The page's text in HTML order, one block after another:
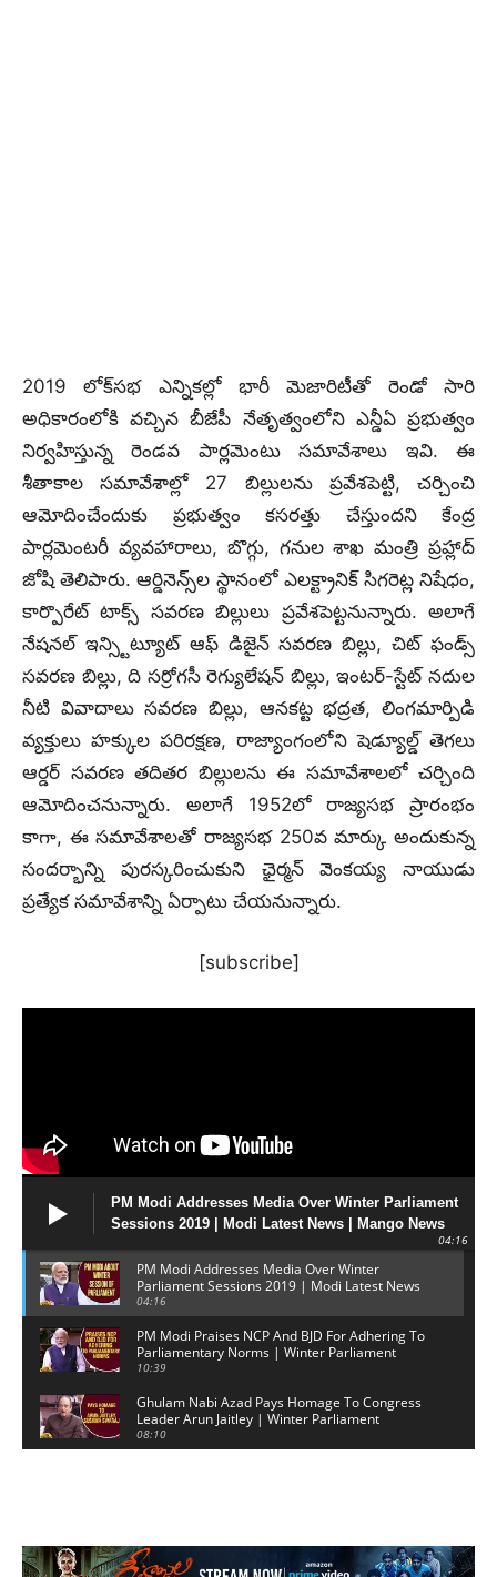
2019 లోక్‌సభ ఎన్నికల్లో భారీ మెజారిటీతో రెండో సారి
అధికారంలోకి వచ్చిన బీజేపీ నేతృత్వంలోని ఎన్డీఏ ప్రభుత్వం
నిర్వహిస్తున్న రెండవ పార్లమెంటు సమావేశాలు ఇవి. ఈ
శీతాకాల సమావేశాల్లో 27 బిల్లులను ప్రవేశపెట్టి, చర్చించి
ఆమోదించేందుకు ప్రభుత్వం కసరత్తు చేస్తుందని కేంద్ర
పార్లమెంటరీ వ్యవహారాలు, బొగ్గు, గనుల శాఖ మంత్రి ప్రహ్లాద్
జోషి తెలిపారు. ఆర్డినెన్స్‌ల స్థానంలో ఎలక్ట్రానిక్ సిగరెట్ల నిషేధం,
కార్పొరేట్ టాక్స్ సవరణ బిల్లులు ప్రవేశపెట్టనున్నారు. అలాగే
నేషనల్ ఇన్స్టిట్యూట్ ఆఫ్ డిజైన్ సవరణ బిల్లు, చిట్ ఫండ్స్
సవరణ బిల్లు, ది సర్రోగసీ రెగ్యులేషన్ బిల్లు, ఇంటర్-స్టేట్ నదుల
నీటి వివాదాలు సవరణ బిల్లు, ఆనకట్ట భద్రత, లింగమార్పిడి
వ్యక్తులు హక్కుల పరిరక్షణ, రాజ్యాంగంలోని షెడ్యూల్డ్ తెగలు
ఆర్డర్ సవరణ తదితర బిల్లులను ఈ సమావేశాలలో చర్చింది
ఆమోదించనున్నారు. అలాగే 1952లో రాజ్యసభ ప్రారంభం
కాగా, ఈ సమావేశాలతో రాజ్యసభ 250వ మార్కు అందుకున్న
సందర్భాన్ని పురస్కరించుకుని ఛైర్మన్‌ వెంకయ్య నాయుడు
ప్రత్యేక సమావేశాన్ని ఏర్పాటు చేయనున్నారు.
[subscribe]
PM Modi Addresses Media Over Winter Parliament
Sessions 2019 | Modi Latest News | Mango News
04:16
PM Modi Addresses Media Over Winter
Parliament Sessions 2019 | Modi Latest News
| Mango News
04:16
PM Modi Praises NCP And BJD For Adhering To
Parliamentary Norms | Winter Parliament
Sessions 2019
10:39
Ghulam Nabi Azad Pays Homage To Congress
Leader Arun Jaitley | Winter Parliament
Sessions 2019
08:10
Medium In AP Govt Schools |
LokSabhaSession2019 | Mango News
05:14